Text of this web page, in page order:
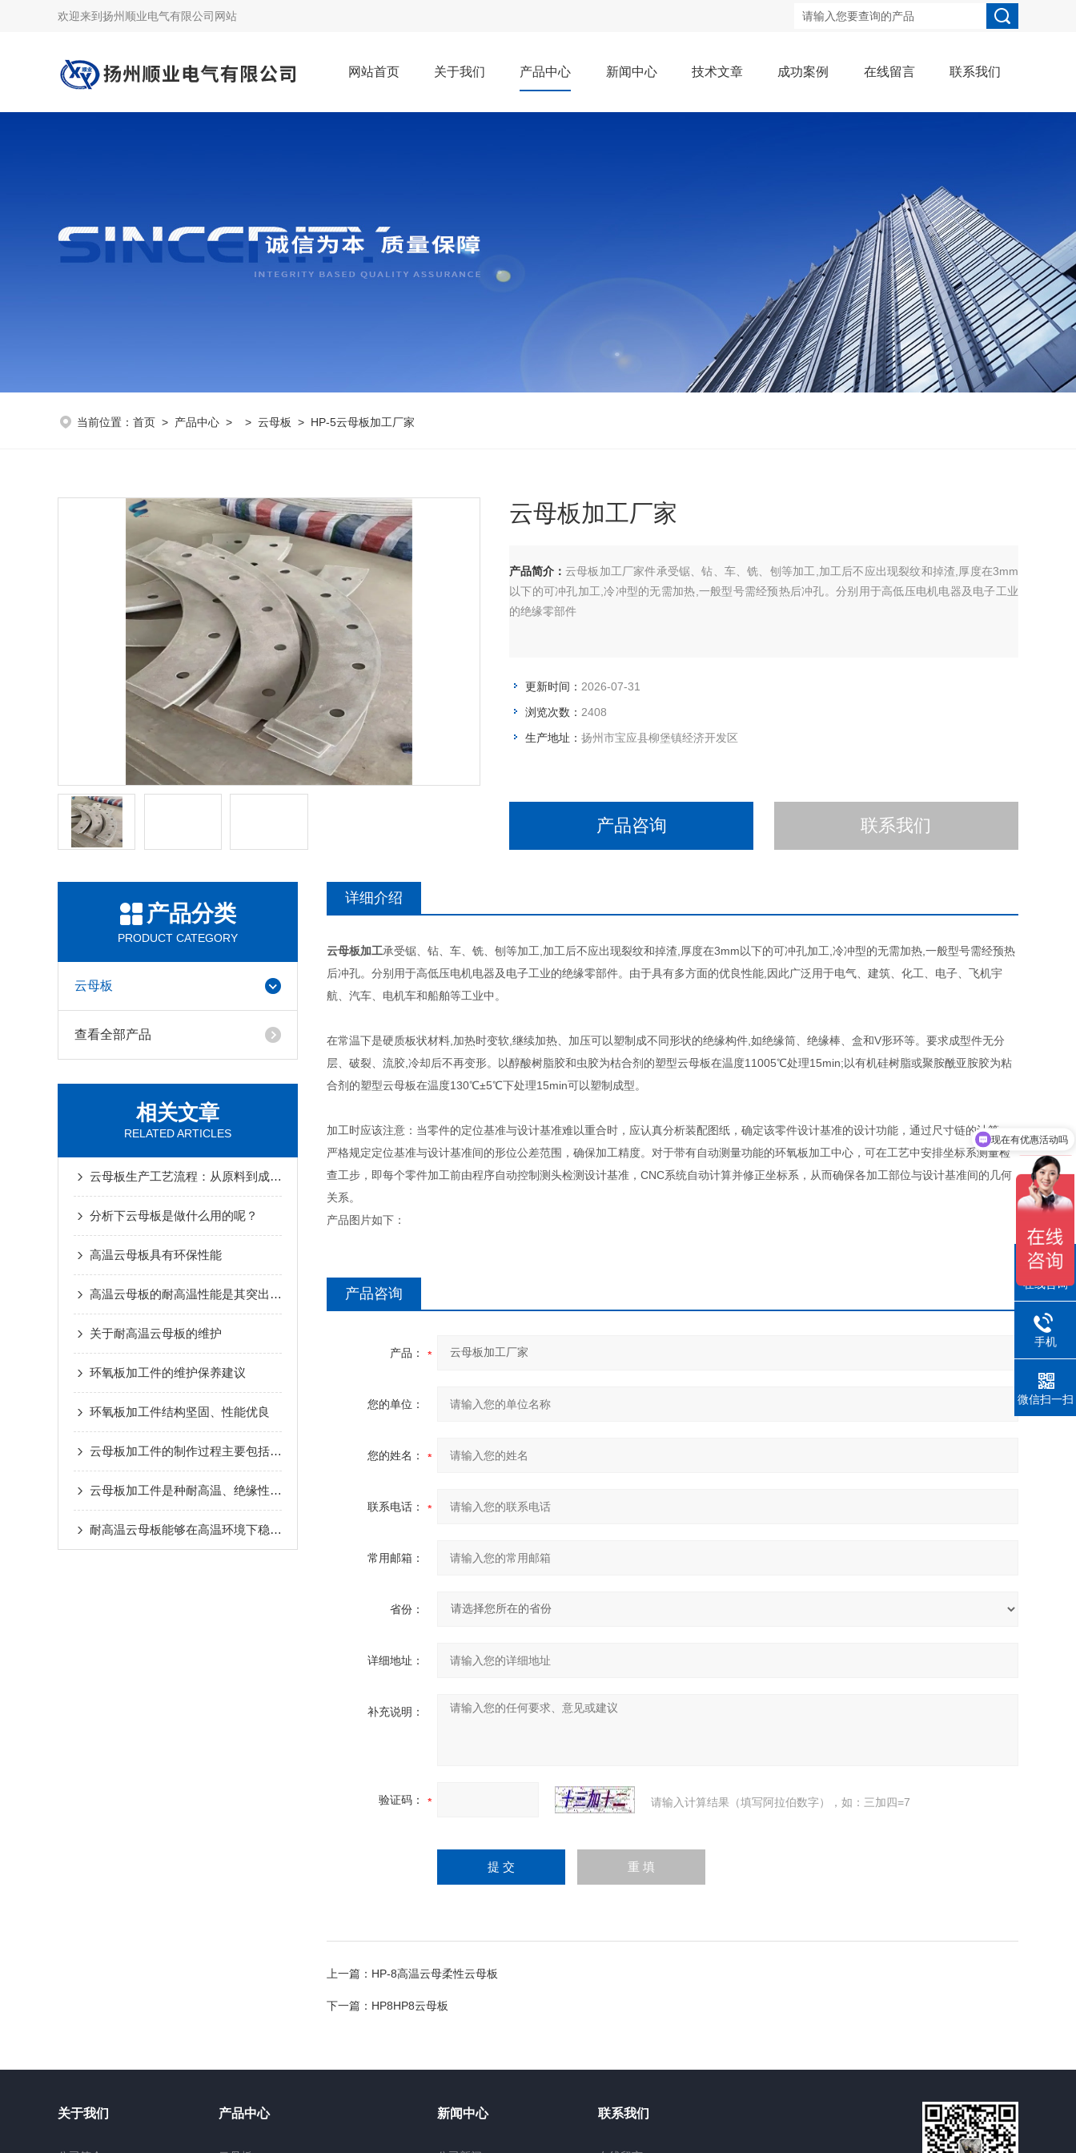
欢迎来到 扬州顺业电气有限公司网站
网站首页 关于我们 产品中心 新闻中心 技术文章 成功案例 在线留言 联系我们
当前位置： 首页 > 产品中心 > > 云母板 > HP-5云母板加工厂家
云母板加工厂家
产品简介： 云母板加工厂家件承受锯、钻、车、铣、刨等加工,加工后不应出现裂纹和掉渣,厚度在3mm
以下的可冲孔加工,冷冲型的无需加热,一般型号需经预热后冲孔。分别用于高低压电机电器及电子工业
的绝缘零部件
更新时间： 2026-07-31
浏览次数： 2408
生产地址： 扬州市宝应县柳堡镇经济开发区
产品咨询 联系我们
产品分类
PRODUCT CATEGORY
云母板
查看全部产品
相关文章
RELATED ARTICLES
云母板生产工艺流程：从原料到成品全解析
分析下云母板是做什么用的呢？
高温云母板具有环保性能
高温云母板的耐高温性能是其突出特点之一
关于耐高温云母板的维护
环氧板加工件的维护保养建议
环氧板加工件结构坚固、性能优良
云母板加工件的制作过程主要包括以下几个步骤
云母板加工件是种耐高温、绝缘性能优异的材料
耐高温云母板能够在高温环境下稳定地工作
详细介绍
云母板加工承受锯、钻、车、铣、刨等加工,加工后不应出现裂纹和掉渣,厚度在3mm以下的可冲孔加工,冷冲型的无需加热,一般型号需经预热
后冲孔。分别用于高低压电机电器及电子工业的绝缘零部件。由于具有多方面的优良性能,因此广泛用于电气、建筑、化工、电子、飞机宇
航、汽车、电机车和船舶等工业中。
在常温下是硬质板状材料,加热时变软,继续加热、加压可以塑制成不同形状的绝缘构件,如绝缘筒、绝缘棒、盒和V形环等。要求成型件无分
层、破裂、流胶,冷却后不再变形。以醇酸树脂胶和虫胶为枯合剂的塑型云母板在温度11005℃处理15min;以有机硅树脂或聚胺酰亚胺胶为粘
合剂的塑型云母板在温度130℃±5℃下处理15min可以塑制成型。
加工时应该注意：当零件的定位基准与设计基准难以重合时，应认真分析装配图纸，确定该零件设计基准的设计功能，通过尺寸链的计算，
严格规定定位基准与设计基准间的形位公差范围，确保加工精度。对于带有自动测量功能的环氧板加工中心，可在工艺中安排坐标系测量检
查工步，即每个零件加工前由程序自动控制测头检测设计基准，CNC系统自动计算并修正坐标系，从而确保各加工部位与设计基准间的几何
关系。
产品图片如下：
产品咨询
产品：
您的单位：
您的姓名：
联系电话：
常用邮箱：
省份：
详细地址：
补充说明：
验证码： 请输入计算结果（填写阿拉伯数字），如：三加四=7
上一篇： HP-8高温云母柔性云母板
下一篇： HP8HP8云母板
关于我们 产品中心 新闻中心 联系我们
在线咨询
手机
微信扫一扫
可以介绍下你们的产品么